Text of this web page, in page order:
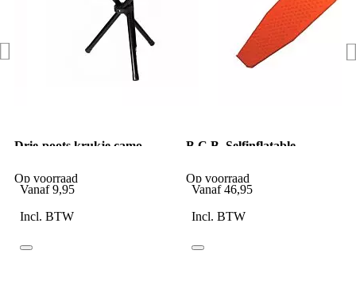
Drie-poots krukje camo
Op voorraad
Vanaf 9,95
Incl. BTW
B.C.B. Selfinflatable
Op voorraad
Vanaf 46,95
Incl. BTW